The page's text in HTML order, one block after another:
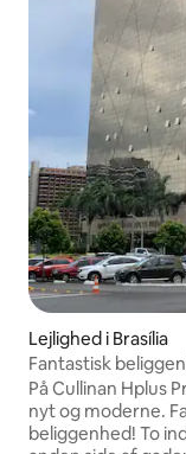
Lejlighed i Brasília
Fantastisk
udsigt. Udstyret,
På Cullinan Hplus
nyt og moderne.
beliggenhed! To